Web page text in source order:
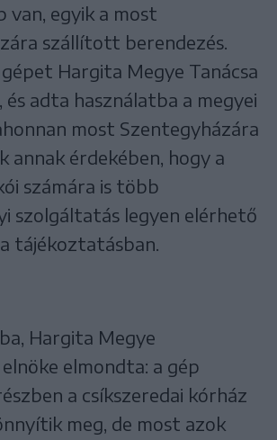
van, egyik a most
szállított berendezés.
Hargita Megye Tanácsa
és adta használatba a megyei
most Szentegyházára
érdekében, hogy a
számára is több
szolgáltatás legyen elérhető
tájékoztatásban.
Hargita Megye
elmondta: a gép
a csíkszeredai kórház
meg, de most azok